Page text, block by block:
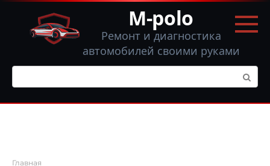
Перейти
контенту
M-polo
Ремонт и диагностика
автомобилей своими руками
Поиск:
Главная